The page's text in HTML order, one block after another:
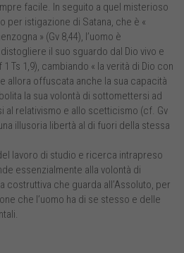
facile. In seguito a quel misterioso
per istigazione di Satana, che è «
» (Gv 8,44), l’uomo è
il suo sguardo dal Dio vivo e
Ts 1,9), cambiando « la verità di Dio con
allora offuscata anche la sua capacità
la sua volontà di sottomettersi ad
al relativismo e allo scetticismo (cf. Gv
illusoria libertà al di fuori della stessa
lavoro di studio e ricerca intrapreso
essenzialmente alla volontà di
costruttiva che guarda all’Assoluto, per
che l’uomo ha di se stesso e delle